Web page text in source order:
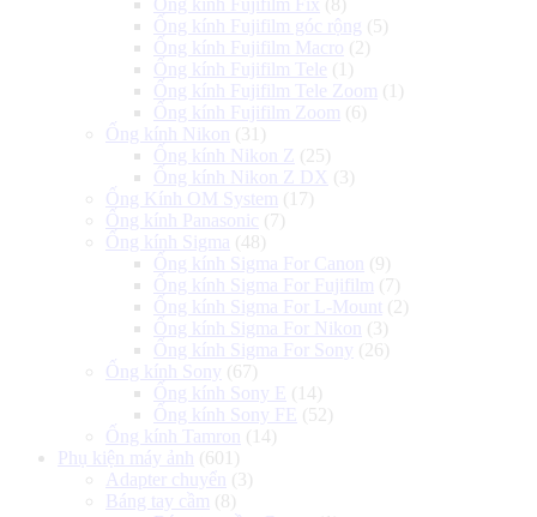
Ống kính Fujifilm góc rộng (5)
Ống kính Fujifilm Macro (2)
Ống kính Fujifilm Tele (1)
Ống kính Fujifilm Tele Zoom (1)
Ống kính Fujifilm Zoom (6)
Ống kính Nikon
(31)
Ống kính Nikon Z (25)
Ống kính Nikon Z DX (3)
Ống Kính OM System (17)
Ống kính Panasonic (7)
Ống kính Sigma (48)
Ống kính Sigma For Canon
(9)
Ống kính Sigma For Fujifilm (7)
Ống kính Sigma For L-Mount (2)
Ống kính Sigma For Nikon
(3)
Ống kính Sigma For Sony (26)
Ống kính Sony (67)
Ống kính Sony E
(14)
Ống kính Sony FE
(52)
Ống kính Tamron
(14)
Phụ kiện máy ảnh
(601)
Adapter chuyển
(3)
Báng tay cầm (8)